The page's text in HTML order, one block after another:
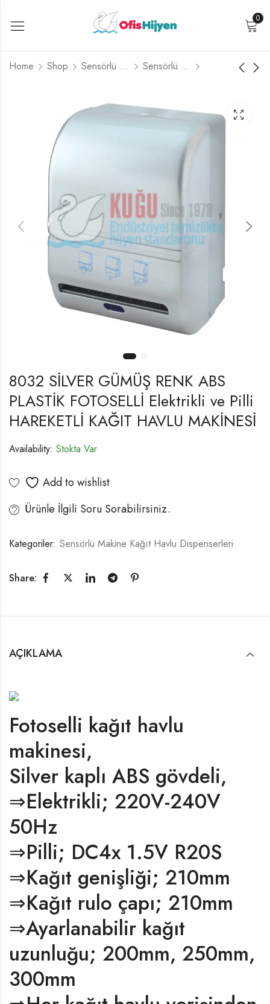
0
Home Shop Sensörlü Aparatlar Sensörlü Makine Kağıt Havlu Dispenserleri
PASLANMAZ ÇELİK
ve Pilli SENSÖRLÜ 21
CM KAĞIT HAVLU
MAKİNESİ
BAL RENGİ
KAĞIT HAVLU
MAKİNESİ
8032 SİLVER GÜMÜŞ RENK ABS
PLASTİK FOTOSELLİ Elektrikli ve Pilli
HAREKETLİ KAĞIT HAVLU MAKİNESİ
Availability: Stokta Var
Add to wishlist
Ürünle İlgili Soru Sorabilirsiniz.
Kategoriler: Sensörlü Makine Kağıt Havlu Dispenserleri
Share:
AÇIKLAMA
Fotoselli kağıt havlu
makinesi,
Silver kaplı ABS gövdeli,
⇒Elektrikli; 220V-240V
50Hz
⇒Pilli; DC4x 1.5V R20S
⇒Kağıt genişliği; 210mm
⇒Kağıt rulo çapı; 210mm
⇒Ayarlanabilir kağıt
uzunluğu; 200mm, 250mm,
300mm